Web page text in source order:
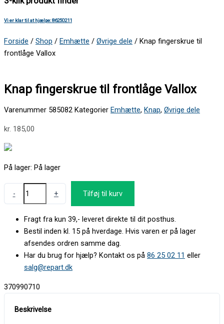
Vi er klar til at hjælpe: 86250211
Forside / Shop / Emhætte / Øvrige dele / Knap fingerskrue til
frontlåge Vallox
Knap fingerskrue til frontlåge Vallox
Varenummer 585082 Kategorier Emhætte, Knap, Øvrige dele
kr. 185,00
På lager: På lager
- + Tilføj til kurv
Fragt fra kun 39,- leveret direkte til dit posthus.
Bestil inden kl. 15 på hverdage. Hvis varen er på lager
afsendes ordren samme dag.
Har du brug for hjælp? Kontakt os på 86 25 02 11 eller
salg@repart.dk
370990710